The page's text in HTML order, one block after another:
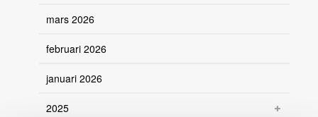
mars 2026
februari 2026
januari 2026
2025